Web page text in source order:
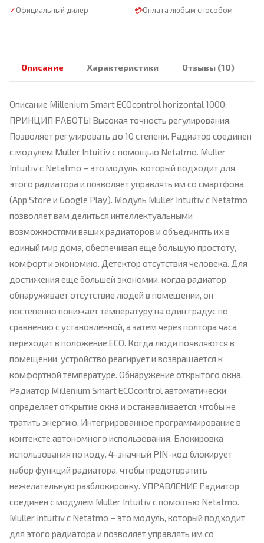
✓Официальный дилер 💳Оплата любым способом
Описание Характеристики Отзывы (10)
Описание Millenium Smart ECOcontrol horizontal 1000:
ПРИНЦИП РАБОТЫ Высокая точность регулирования.
Позволяет регулировать до 10 степени. Радиатор соединен
с модулем Muller Intuitiv с помощью Netatmo. Muller
Intuitiv с Netatmo – это модуль, который подходит для
этого радиатора и позволяет управлять им со смартфона
(App Store и Google Play). Модуль Muller Intuitiv с Netatmo
позволяет вам делиться интеллектуальными
возможностями ваших радиаторов и объединять их в
единый мир дома, обеспечивая еще большую простоту,
комфорт и экономию. Детектор отсутствия человека. Для
достижения еще большей экономии, когда радиатор
обнаруживает отсутствие людей в помещении, он
постепенно понижает температуру на один градус по
сравнению с установленной, а затем через полтора часа
переходит в положение ECO. Когда люди появляются в
помещении, устройство реагирует и возвращается к
комфортной температуре. Обнаружение открытого окна.
Радиатор Millenium Smart ECOcontrol автоматически
определяет открытие окна и останавливается, чтобы не
тратить энергию. Интегрированное программирование в
контексте автономного использования. Блокировка
использования по коду. 4-значный PIN-код блокирует
набор функций радиатора, чтобы предотвратить
нежелательную разблокировку. УПРАВЛЕНИЕ Радиатор
соединен с модулем Muller Intuitiv с помощью Netatmo.
Muller Intuitiv с Netatmo – это модуль, который подходит
для этого радиатора и позволяет управлять им со